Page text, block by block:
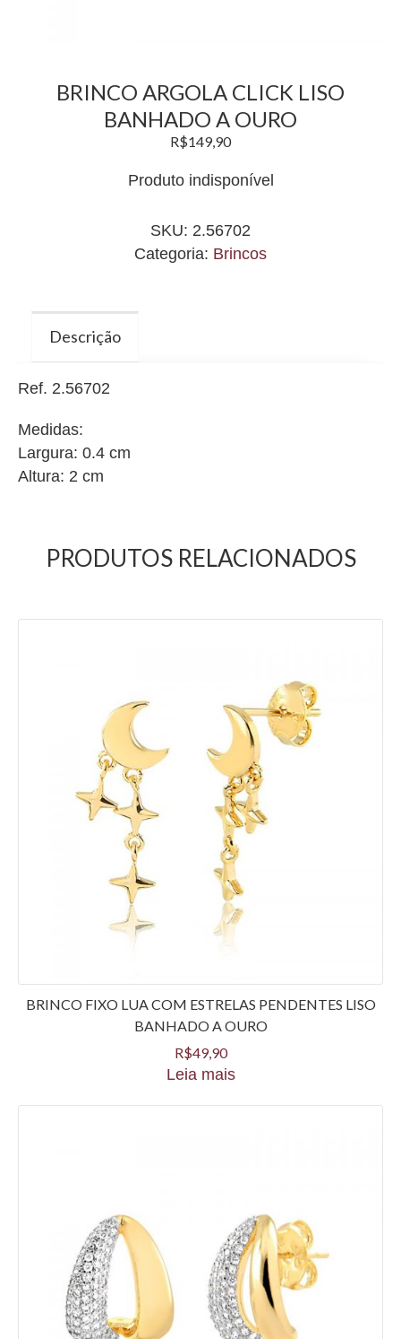
BRINCO ARGOLA CLICK LISO
BANHADO A OURO
R$149,90
Produto indisponível
SKU: 2.56702
Categoria: Brincos
Descrição
Ref. 2.56702
Medidas:
Largura: 0.4 cm
Altura: 2 cm
PRODUTOS RELACIONADOS
BRINCO FIXO LUA COM ESTRELAS PENDENTES LISO
BANHADO A OURO
R$49,90
Leia mais